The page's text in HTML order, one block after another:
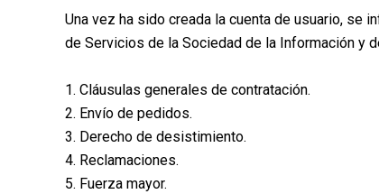
Una vez ha sido creada la cuenta de usuario, se
de Servicios de la Sociedad de la Información y
1. Cláusulas generales de contratación.
2. Envío de pedidos.
3. Derecho de desistimiento.
4. Reclamaciones.
5. Fuerza mayor.